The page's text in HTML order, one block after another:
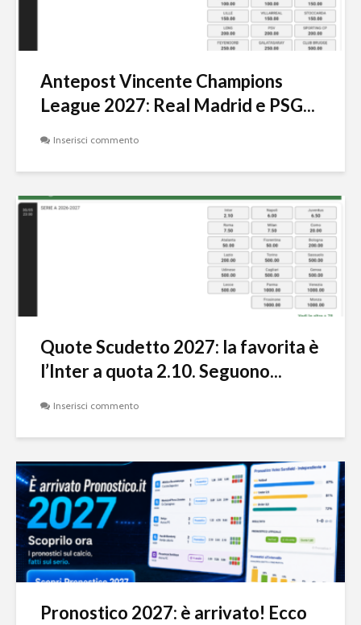
Antepost Vincente Champions
League 2027: Real Madrid e PSG...
Inserisci commento
Quote Scudetto 2027: la favorita è
l’Inter a quota 2.10. Seguono...
Inserisci commento
Pronostico 2027: è arrivato! Ecco